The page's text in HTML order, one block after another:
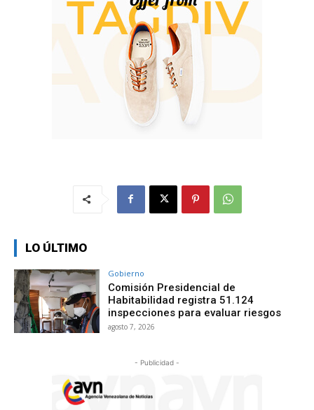
LO ÚLTIMO
Gobierno
Comisión Presidencial de
Habitabilidad registra 51.124
inspecciones para evaluar riesgos
agosto 7, 2026
- Publicidad -